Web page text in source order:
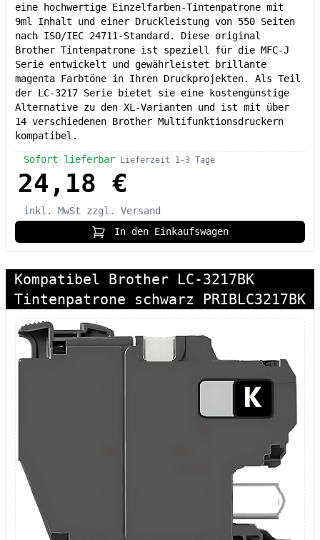
eine hochwertige Einzelfarben-Tintenpatrone mit
9ml Inhalt und einer Druckleistung von 550 Seiten
nach ISO/IEC 24711-Standard. Diese original
Brother Tintenpatrone ist speziell für die MFC-J
Serie entwickelt und gewährleistet brillante
magenta Farbtöne in Ihren Druckprojekten. Als Teil
der LC-3217 Serie bietet sie eine kostengünstige
Alternative zu den XL-Varianten und ist mit über
14 verschiedenen Brother Multifunktionsdruckern
kompatibel.
Sofort lieferbar Lieferzeit 1-3 Tage
24,18 €
inkl. MwSt
zzgl. Versand
In den Einkaufswagen
Kompatibel Brother LC-3217BK
Tintenpatrone schwarz PRIBLC3217BK